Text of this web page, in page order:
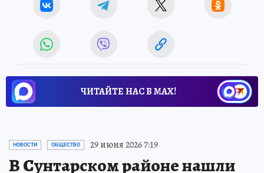
ЧИТАЙТЕ НАС В МАХ!
НОВОСТИ ОБЩЕСТВО 29 июня 2026 7:19
В Сунтарском районе нашли